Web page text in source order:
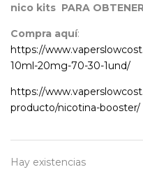
nico kits PARA
Compra aquí:
https://
10ml-20mg-70-30-1und/
https://
producto/nicotina-booster/
Hay existencias